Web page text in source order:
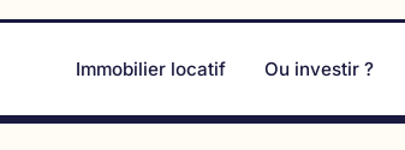
Immobilier locatif Ou investir ?